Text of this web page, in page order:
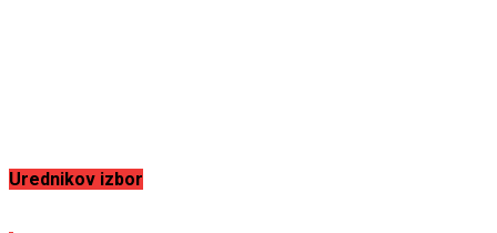
Urednikov izbor